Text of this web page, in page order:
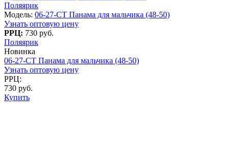
Поляярик
Модель: 06-27-CT Панама для мальчика (48-50)
Узнать оптовую цену
РРЦ: 730 руб.
Поляярик
Новинка
06-27-CT Панама для мальчика (48-50)
Узнать оптовую цену
РРЦ:
730 руб.
Купить